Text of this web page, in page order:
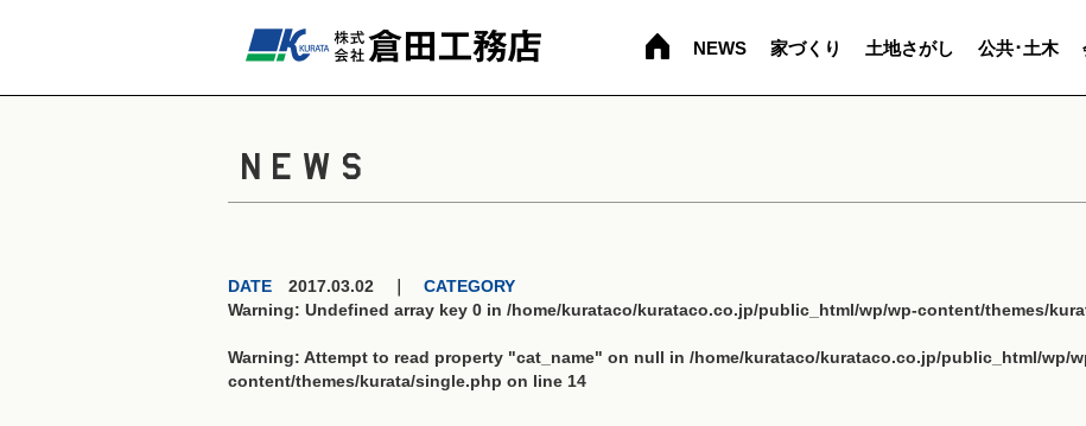
NEWS 家づくり 土地さがし 公共･土木
NEWS
DATE 2017.03.02 ｜ CATEGORY
Warning: Undefined array key 0 in /home/kurataco/kurataco.co.jp/public_html/wp/wp-content/themes/
Warning: Attempt to read property "cat_name" on null in /home/kurataco/kurataco.co.jp/public_html/wp/
content/themes/kurata/single.php on line 14